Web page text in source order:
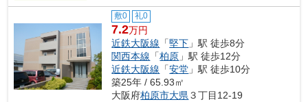
敷0 礼0
7.2万円
近鉄大阪線 「堅下 」駅 徒歩8分
関西本線 「柏原 」駅 徒歩12分
近鉄大阪線 「安堂 」駅 徒歩10分
築25年 / 65.93㎡
大阪府柏原市大県３丁目12-19